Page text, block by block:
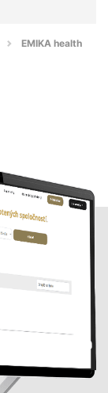
EMIKA health